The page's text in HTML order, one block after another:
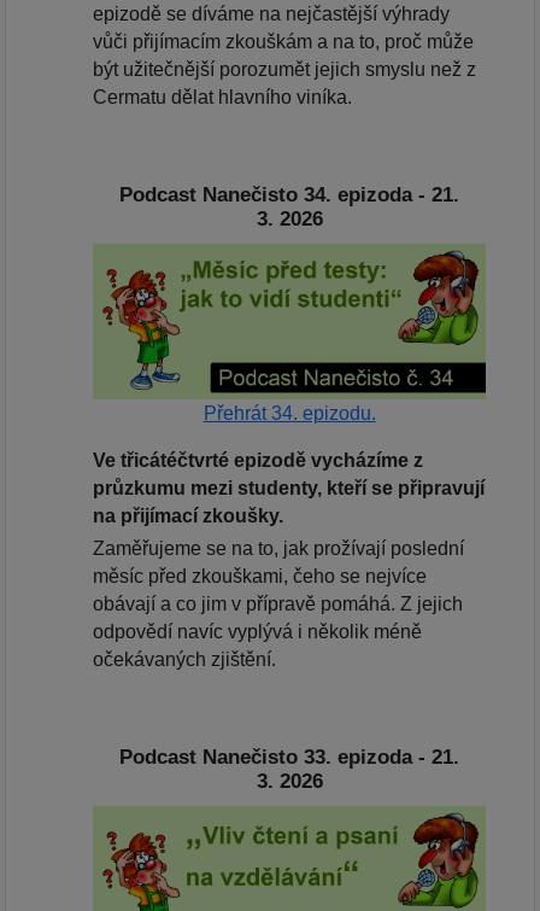
epizodě se díváme na nejčastější výhrady
vůči přijímacím zkouškám a na to, proč může
být užitečnější porozumět jejich smyslu než z
Cermatu dělat hlavního viníka.
Podcast Nanečisto 34. epizoda - 21.
3. 2026
Přehrát 34. epizodu.
Ve třicátéčtvrté epizodě vycházíme z
průzkumu mezi studenty, kteří se připravují
na přijímací zkoušky.
Zaměřujeme se na to, jak prožívají poslední
měsíc před zkouškami, čeho se nejvíce
obávají a co jim v přípravě pomáhá. Z jejich
odpovědí navíc vyplývá i několik méně
očekávaných zjištění.
Podcast Nanečisto 33. epizoda - 21.
3. 2026